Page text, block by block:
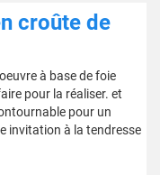
croûte de
à base de foie
pour la réaliser. et
pour un
invitation à la tendresse